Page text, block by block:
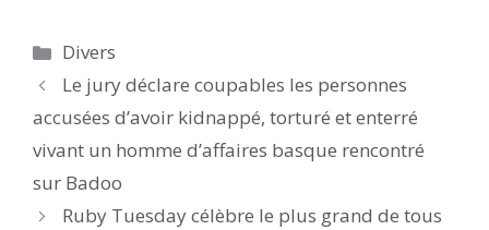
Catégories
Divers
Le jury déclare coupables les personnes
accusées d’avoir kidnappé, torturé et enterré
vivant un homme d’affaires basque rencontré
sur Badoo
Ruby Tuesday célèbre le plus grand de tous